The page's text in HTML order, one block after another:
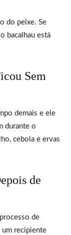
do peixe. Se
bacalhau está
Sem
demais e ele
durante o
cebola e ervas
de
de
um recipiente